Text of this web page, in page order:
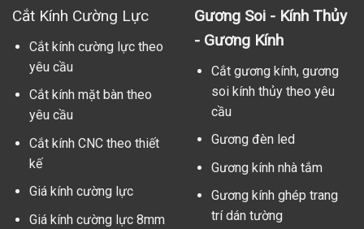
Cắt Kính Cường Lực
Cắt kính cường lực theo
yêu cầu
Cắt kính mặt bàn theo
yêu cầu
Cắt kính CNC theo thiết
kế
Giá kính cường lực
Giá kính cường lực 8mm
Gương Soi - Kính Thủy
- Gương Kính
Cắt gương kính, gương
soi kính thủy theo yêu
cầu
Gương đèn led
Gương kính nhà tắm
Gương kính ghép trang
trí dán tường